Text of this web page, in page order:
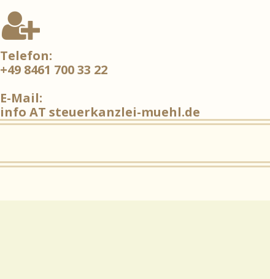

Telefon:
+49 8461 700 33 22
E-Mail:
info AT steuerkanzlei-muehl.de